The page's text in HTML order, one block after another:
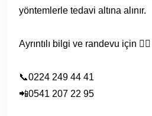
yöntemlerle tedavi altına alınır.
Ayrıntılı bilgi ve randevu için 👇🏻
📞0224 249 44 41
📲0541 207 22 95